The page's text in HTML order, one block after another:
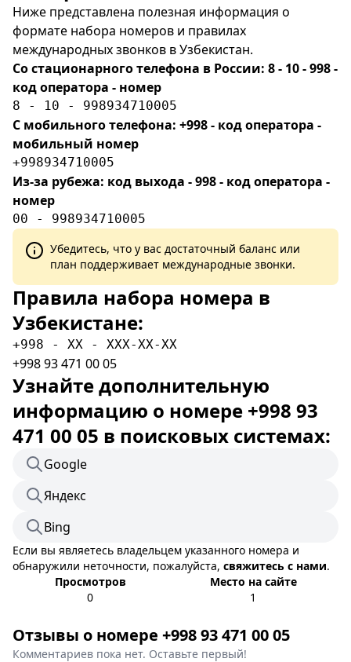
Ниже представлена полезная информация о
формате набора номеров и правилах
международных звонков в Узбекистан.
Со стационарного телефона в России: 8 - 10 - 998 -
код оператора - номер
8 - 10 - 998934710005
С мобильного телефона: +998 - код оператора -
мобильный номер
+998934710005
Из-за рубежа: код выхода - 998 - код оператора -
номер
00 - 998934710005
Убедитесь, что у вас достаточный баланс или
план поддерживает международные звонки.
Правила набора номера в
Узбекистане:
+998 - XX - XXX-XX-XX
+998 93 471 00 05
Узнайте дополнительную
информацию о номере +998 93
471 00 05 в поисковых системах:
Google
Яндекс
Bing
Если вы являетесь владельцем указанного номера и
обнаружили неточности, пожалуйста, свяжитесь с нами.
Просмотров
0
Место на сайте
1
Отзывы о номере +998 93 471 00 05
Комментариев пока нет. Оставьте первый!